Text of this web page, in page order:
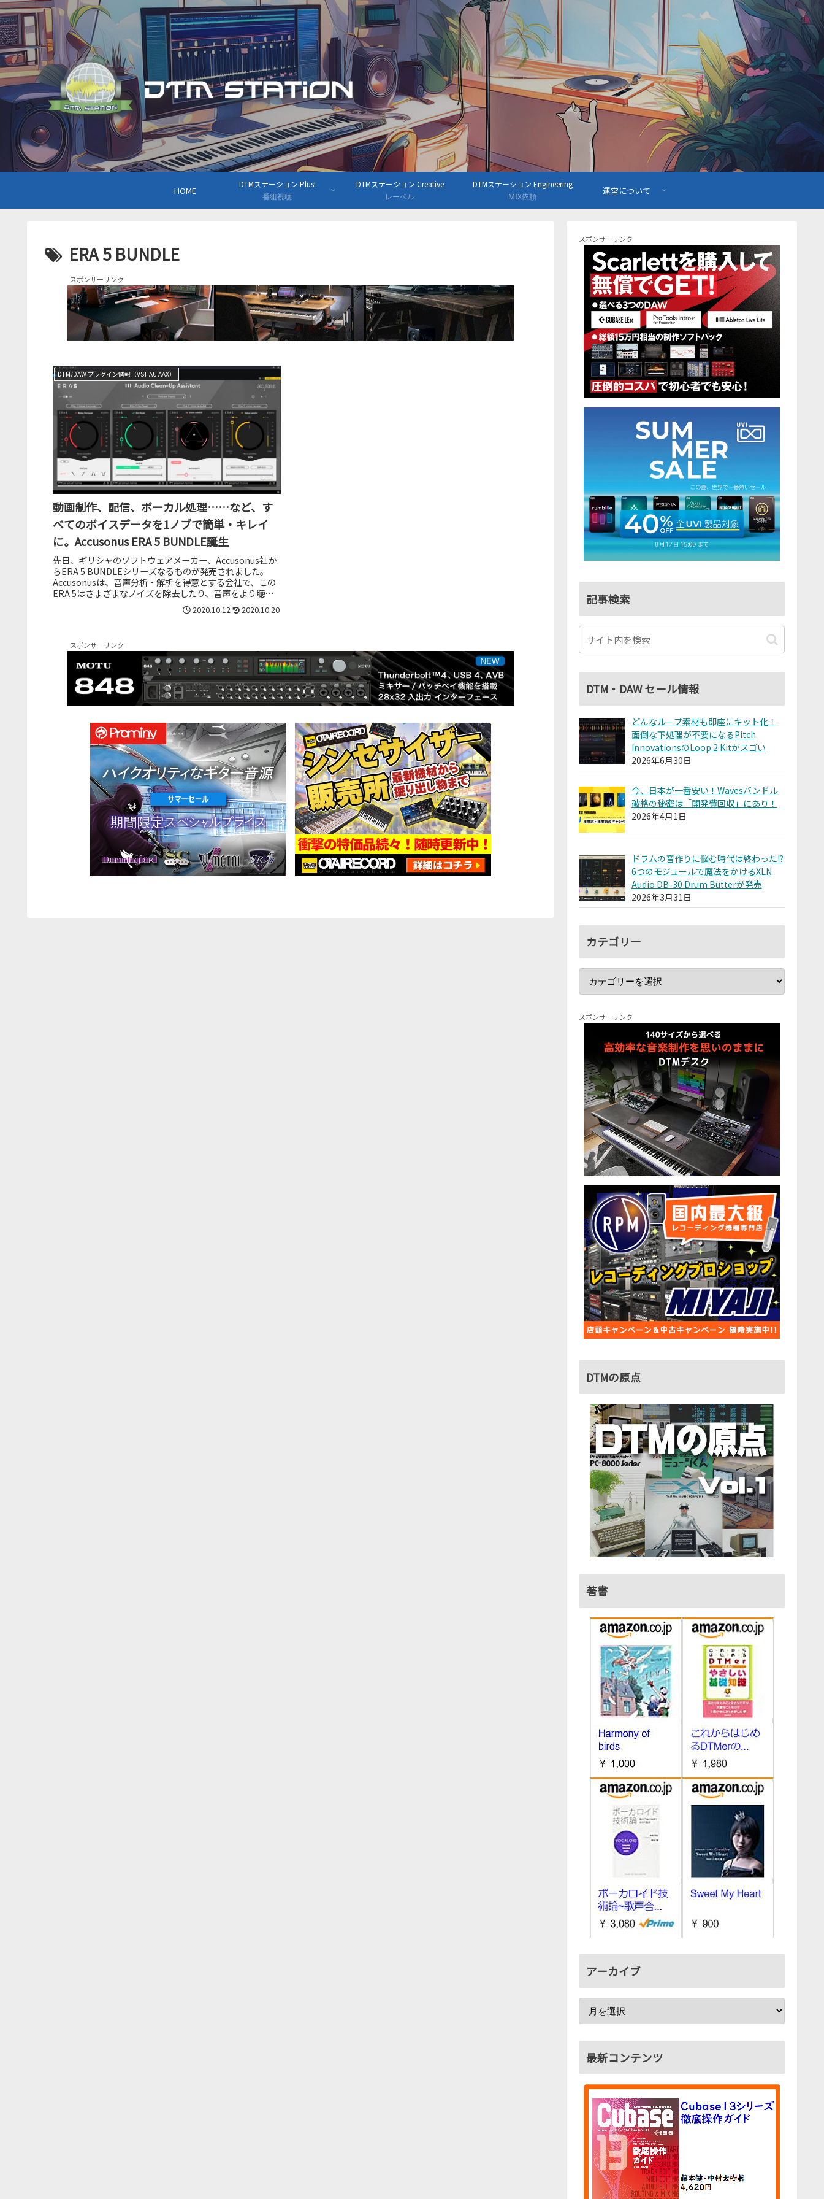
HOME
DTMステーション Plus!
番組視聴
DTMステーション Creative
レーベル
DTMステーション Engineering
MIX依頼
運営について
ERA 5 BUNDLE
スポンサーリンク
DTM/DAW プラグイン情報（VST AU AAX）
動画制作、配信、ボーカル処理……など、す
べてのボイスデータを1ノブで簡単・キレイ
に。Accusonus ERA 5 BUNDLE誕生
先日、ギリシャのソフトウェアメーカー、Accusonus社か
らERA 5 BUNDLEシリーズなるものが発売されました。
Accusonusは、音声分析・解析を得意とする会社で、この
ERA 5はさまざまなノイズを除去したり、音声をより聴き
2020.10.12 2020.10.20
スポンサーリンク
スポンサーリンク
記事検索
DTM・DAW セール情報
どんなループ素材も即座にキット化！
面倒な下処理が不要になるPitch
InnovationsのLoop 2 Kitがスゴい
2026年6月30日
今、日本が一番安い！Wavesバンドル
破格の秘密は「開発費回収」にあり！
2026年4月1日
ドラムの音作りに悩む時代は終わった!?
6つのモジュールで魔法をかけるXLN
Audio DB-30 Drum Butterが発売
2026年3月31日
カテゴリー
スポンサーリンク
DTMの原点
著書
アーカイブ
最新コンテンツ